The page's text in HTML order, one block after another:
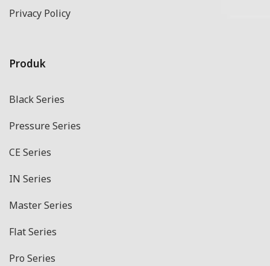
Privacy Policy
Produk
Black Series
Pressure Series
CE Series
IN Series
Master Series
Flat Series
Pro Series